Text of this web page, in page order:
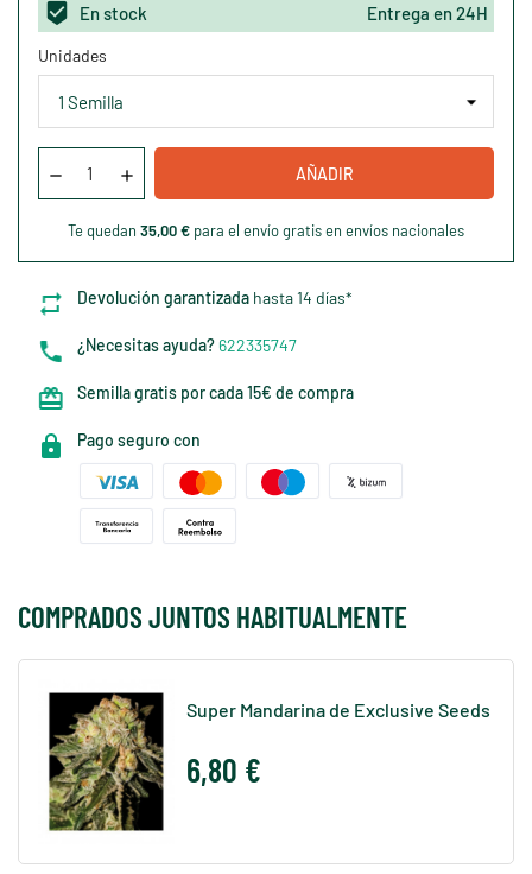
En stock Entrega en 24H
Unidades
AÑADIR
Te quedan 35,00 € para el envío gratis en envíos nacionales
Devolución garantizada hasta 14 días*
¿Necesitas ayuda?622335747
Semilla gratis por cada 15€ de compra
Pago seguro con
COMPRADOS JUNTOS HABITUALMENTE
Super Mandarina de Exclusive Seeds
6,80 €